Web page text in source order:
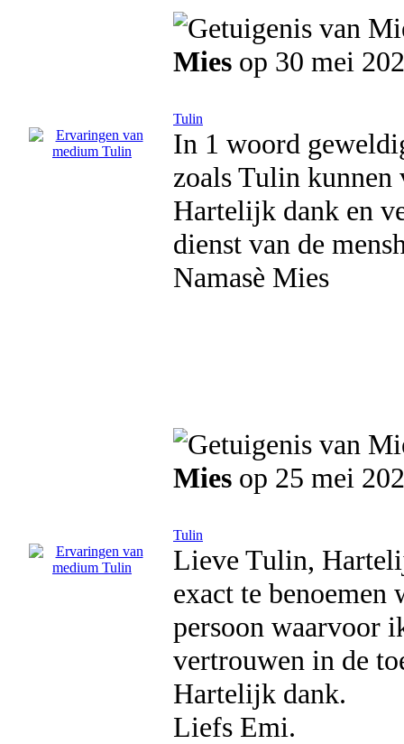
Mies op 30 mei
Tulin
In 1 woord
zoals Tulin kunnen
Hartelijk dank en
dienst van de
Namasè Mies
Mies op 25 mei
Tulin
Lieve Tulin,
exact te benoemen
persoon waarvoor
vertrouwen in de
Hartelijk dank.
Liefs Emi.